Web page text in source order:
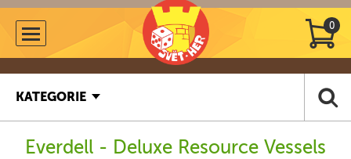
0
KATEGORIE
Everdell - Deluxe Resource Vessels